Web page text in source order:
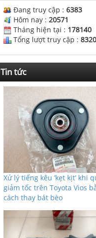
Đang truy cập : 6383
Hôm nay : 20571
Tháng hiện tại : 178140
Tổng lượt truy cập :
Tin tức
Xử lý tiếng kêu ’kẹt kịt’ khi
giảm tốc trên Toyota Vios
cách thay bát bèo